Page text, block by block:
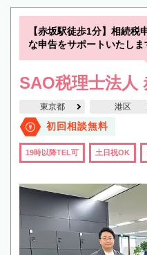
【赤坂駅徒歩1分】相続税
な申告をサポートいたしま
SAO税理士法人
東京都 港区
初回相談無料
19時以降TEL可 土日祝OK